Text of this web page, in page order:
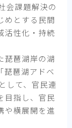
会課題解決の
めとする民間
活性化・持続
琵琶湖岸の湖
琵琶湖アドベ
して、官民連
目指し、官民
や横展開を進